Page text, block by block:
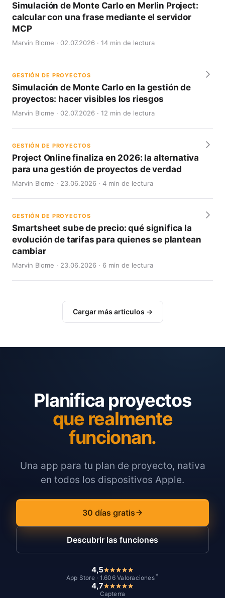
Simulación de Monte Carlo en Merlin Project:
calcular con una frase mediante el servidor
MCP
Marvin Blome · 02.07.2026 · 14 min de lectura
GESTIÓN DE PROYECTOS
Simulación de Monte Carlo en la gestión de
proyectos: hacer visibles los riesgos
Marvin Blome · 02.07.2026 · 12 min de lectura
GESTIÓN DE PROYECTOS
Project Online finaliza en 2026: la alternativa
para una gestión de proyectos de verdad
Marvin Blome · 23.06.2026 · 4 min de lectura
GESTIÓN DE PROYECTOS
Smartsheet sube de precio: qué significa la
evolución de tarifas para quienes se plantean
cambiar
Marvin Blome · 23.06.2026 · 6 min de lectura
Cargar más artículos →
Planifica proyectos
que realmente
funcionan.
Una app para tu plan de proyecto, nativa
en todos los dispositivos Apple.
30 días gratis
Descubrir las funciones
4,5
App Store · 1.606 Valoraciones *
4,7
Capterra